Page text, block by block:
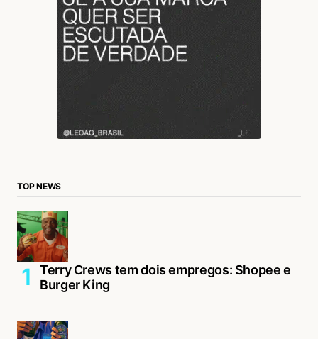
TOP NEWS
Terry Crews tem dois empregos: Shopee e
Burger King